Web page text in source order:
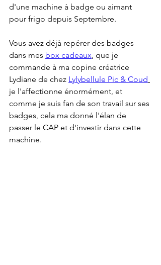
d'une machine à badge ou aimant
pour frigo depuis Septembre.
Vous avez déjà repérer des badges
dans mes box cadeaux, que je
commande à ma copine créatrice
Lydiane de chez Lylybellule Pic & Coud
je l'affectionne énormément, et
comme je suis fan de son travail sur ses
badges, cela ma donné l'élan de
passer le CAP et d'investir dans cette
machine.